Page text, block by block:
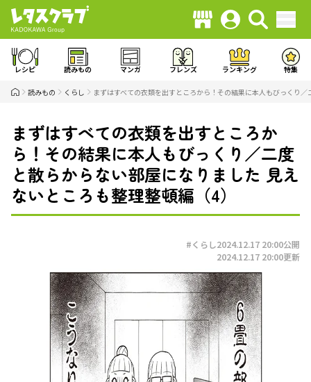
レシピ 読みもの マンガ フレンズ ランキング 特集
読みもの くらし まずはすべての衣類を出すところから！その結果に本人もびっくり
まずはすべての衣類を出すところか
ら！その結果に本人もびっくり／二度
と散らからない部屋になりました 見え
ないところも整理整頓編（4）
#くらし2024.12.17 20:00公開
2024.12.17 20:00更新